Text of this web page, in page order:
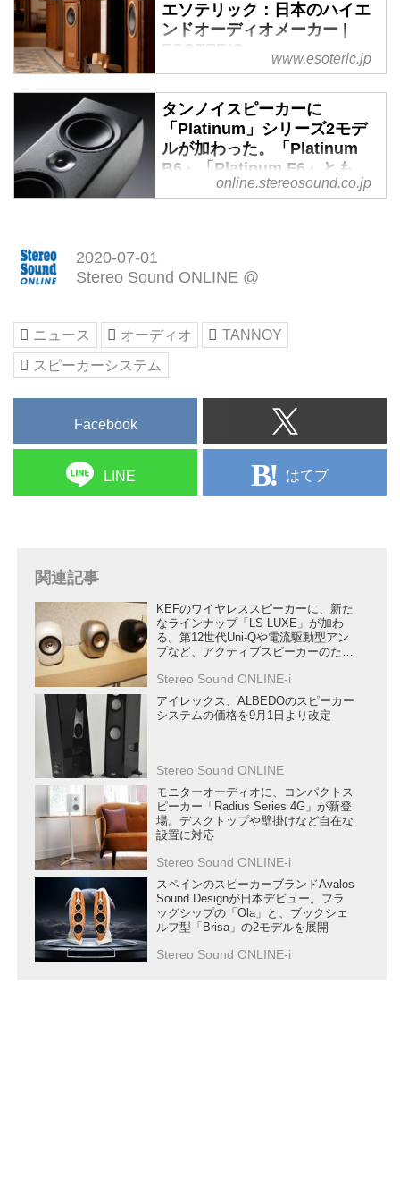
エソテリック：日本のハイエ
ンドオーディオメーカー |
ESOTERIC
ESOTERICは音楽感動を最高レベ
ルで体験する歓びを提供します。
www.esoteric.jp
タンノイスピーカーに
「Platinum」シリーズ2モデ
ルが加わった。「Platinum
B6」「Platinum F6」とも、
スタイリッシュなデザインに
ンノイ）の新しいスピーカー、
ェルフ型の「Platinum B6」
（￥88,000、ペア、税別）と、ト
ールボーイ型「Platinum F6」
（￥170,000、ペア、税別）で、
どちらも5月1日の発売を予定して
いる
悴でモダンなエンクロージャーデ
online.stereosound.co.jp
2020-07-01
Stereo Sound ONLINE @
ニュース オーディオ
TANNOY
スピーカーシステム
Facebook
LINE はてブ
関連記事
KEFのワイヤレススピーカーに、新た
なラインナップ「LS LUXE」が加わ
る。第12世代Uni-Qや電流駆動型アン
プなど、アクティブスピーカーのため
Stereo Sound ONLINE-i
アイレックス、ALBEDOのスピーカー
システムの価格を9月1日より改定
Stereo Sound ONLINE
モニターオーディオに、コンパクトス
ピーカー「Radius Series 4G」が新登
場。デスクトップや壁掛けなど自在な
設置に対応
Stereo Sound ONLINE-i
スペインのスピーカーブランドAvalos
Sound Designが日本デビュー。フラ
ッグシップの「Ola」と、ブックシェ
ルフ型「Brisa」の2モデルを展開
Stereo Sound ONLINE-i